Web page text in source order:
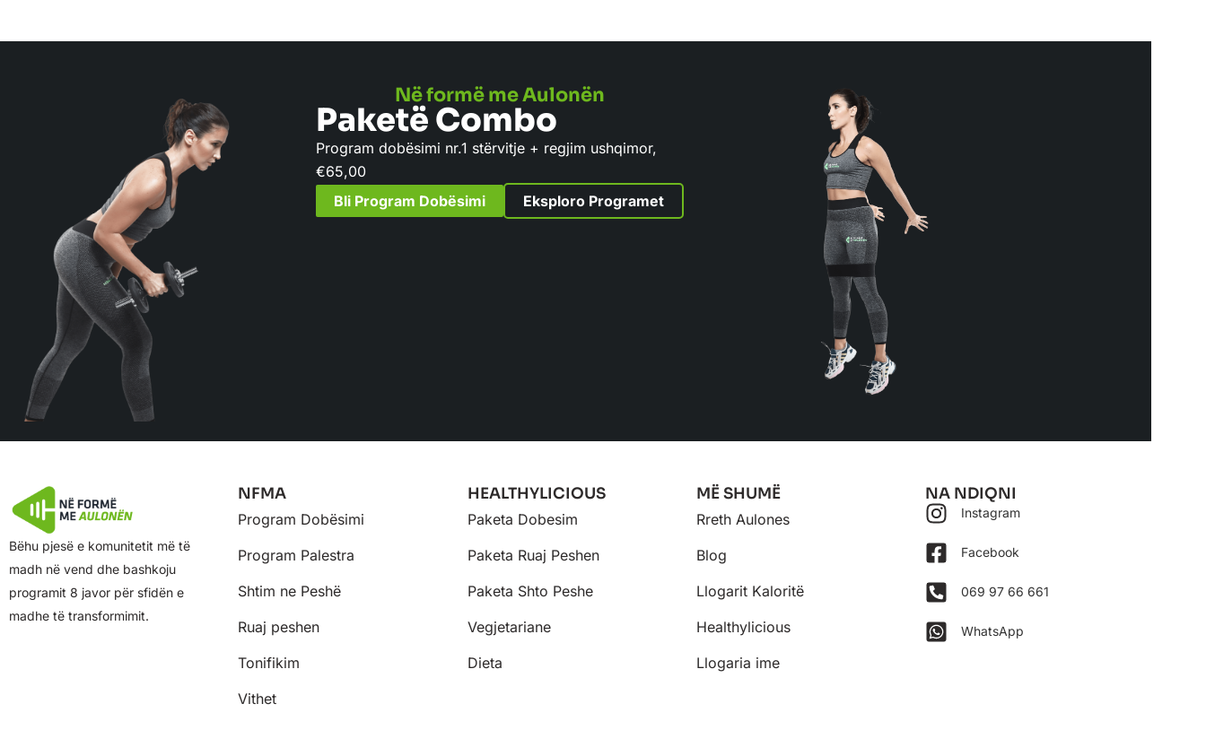
Në formë me Aulonën
Paketë Combo
Program dobësimi nr.1 stërvitje + regjim ushqimor,
€65,00
Bli Program Dobësimi
Eksploro Programet
Bëhu pjesë e komunitetit më të
madh në vend dhe bashkoju
programit 8 javor për sfidën e
madhe të transformimit.
NFMA
Program Dobësimi
Program Palestra
Shtim ne Peshë
Ruaj peshen
Tonifikim
Vithet
HEALTHYLICIOUS
Paketa Dobesim
Paketa Ruaj Peshen
Paketa Shto Peshe
Vegjetariane
Dieta
MË SHUMË
Rreth Aulones
Blog
Llogarit Kaloritë
Healthylicious
Llogaria ime
NA NDIQNI
Instagram
Facebook
069 97 66 661
WhatsApp